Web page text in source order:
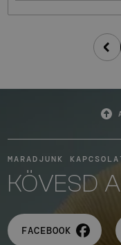
MARADJUNK
KÖVESD
FACEBOOK